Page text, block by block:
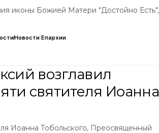
иконы Божией Матери "Достойно Есть",
Новости Епархии
возглавил
святителя Иоанна
Иоанна Тобольского, Преосвященный